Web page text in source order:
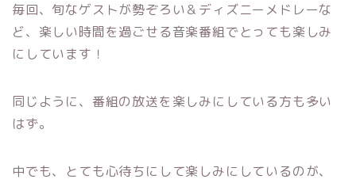
毎回、旬なゲストが勢ぞろい＆ディズニーメドレーな
ど、楽しい時間を過ごせる音楽番組でとっても楽しみ
にしています！
同じように、番組の放送を楽しみにしている方も多い
はず。
中でも、とても心待ちにして楽しみにしているのが、